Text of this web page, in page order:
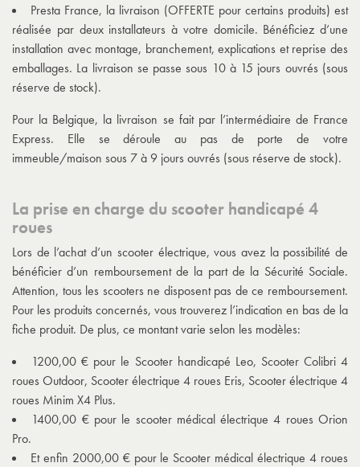
Presta France, la livraison (OFFERTE pour certains produits) est
réalisée par deux installateurs à votre domicile. Bénéficiez d’une
installation avec montage, branchement, explications et reprise des
emballages. La livraison se passe sous 10 à 15 jours ouvrés (sous
réserve de stock).
Pour la Belgique, la livraison se fait par l’intermédiaire de France
Express. Elle se déroule au pas de porte de votre
immeuble/maison sous 7 à 9 jours ouvrés (sous réserve de stock).
La prise en charge du scooter handicapé 4
roues
Lors de l’achat d’un scooter électrique, vous avez la possibilité de
bénéficier d’un remboursement de la part de la Sécurité Sociale.
Attention, tous les scooters ne disposent pas de ce remboursement.
Pour les produits concernés, vous trouverez l’indication en bas de la
fiche produit. De plus, ce montant varie selon les modèles:
1200,00 € pour le Scooter handicapé Leo, Scooter Colibri 4
roues Outdoor, Scooter électrique 4 roues Eris, Scooter électrique 4
roues Minim X4 Plus.
1400,00 € pour le scooter médical électrique 4 roues Orion
Pro.
Et enfin 2000,00 € pour le Scooter médical électrique 4 roues